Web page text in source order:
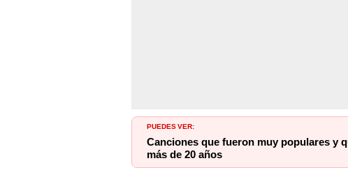
PUEDES VER:
Canciones que fueron muy populares y
más de 20 años